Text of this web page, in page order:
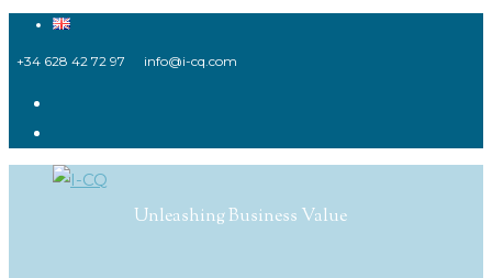
al
+34 628 42 72 97 info@i-cq.com
Unleashing Business Value